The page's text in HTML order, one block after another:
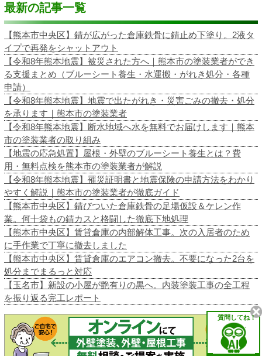
最新の記事一覧
【熊本市中央区】錆が広がった倉庫鉄骨に錆止め下塗り。2液タ
イプで再発をシャットアウト
【令和8年熊本地震】被災された方へ｜熊本市の塗装業者ができ
る支援まとめ（ブルーシート養生・水運搬・がれき処分・各種
申請）
【令和8年熊本地震】地震で出たがれき・災害ごみの撤去・処分
を承ります｜熊本市の塗装業者
【令和8年熊本地震】断水地域へ水を無料でお届けします｜熊本
市の塗装業者の取り組み
【地震の応急処置】屋根・外壁のブルーシート養生とは？費
用・無料点検を熊本市の塗装業者が解説
【令和8年熊本地震】罹災証明書と地震保険の申請方法をわかり
やすく解説｜熊本市の塗装業者が徹底ガイド
【熊本市中央区】錆びついた倉庫鉄骨の足場仮設＆ケレン作
業。何十袋もの錆カスと格闘した徹底下地処理
【熊本市中央区】賃貸倉庫の内部解体工事。次の入居者のため
に手作業で丁寧に撤去しました
【熊本市中央区】賃貸倉庫のエアコン撤去。不要になった2台を
処分までまるっと対応
【玉名市】新設の小屋が艶有りの黒へ。内装塗装工事の全工程
を振り返る完工レポート
質問してね！